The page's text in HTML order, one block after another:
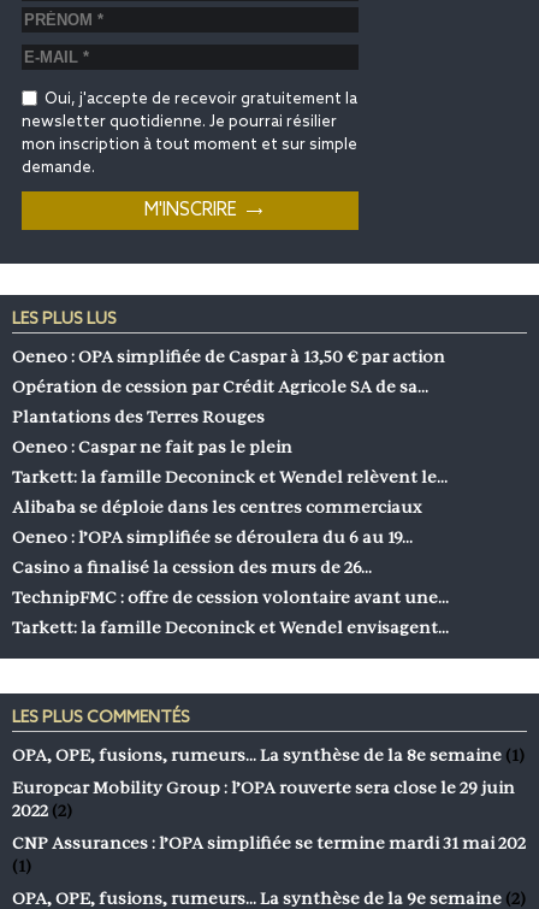
Oui, j'accepte de recevoir gratuitement la
newsletter quotidienne. Je pourrai résilier
mon inscription à tout moment et sur simple
demande.
LES PLUS LUS
Oeneo : OPA simplifiée de Caspar à 13,50 € par action
Opération de cession par Crédit Agricole SA de sa…
Plantations des Terres Rouges
Oeneo : Caspar ne fait pas le plein
Tarkett: la famille Deconinck et Wendel relèvent le…
Alibaba se déploie dans les centres commerciaux
Oeneo : l’OPA simplifiée se déroulera du 6 au 19…
Casino a finalisé la cession des murs de 26…
TechnipFMC : offre de cession volontaire avant une…
Tarkett: la famille Deconinck et Wendel envisagent…
LES PLUS COMMENTÉS
OPA, OPE, fusions, rumeurs… La synthèse de la 8e semaine (1)
Europcar Mobility Group : l’OPA rouverte sera close le 29 juin
2022 (2)
CNP Assurances : l’OPA simplifiée se termine mardi 31 mai 202
(1)
OPA, OPE, fusions, rumeurs… La synthèse de la 9e semaine (2)